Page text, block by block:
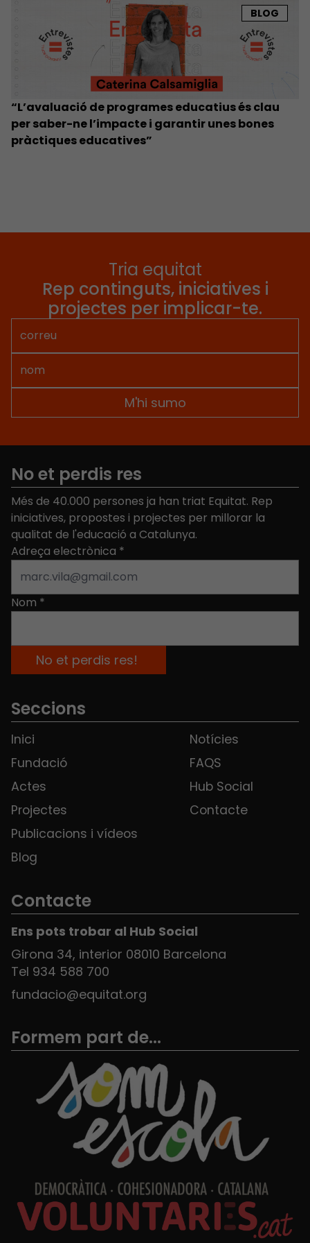
BLOG
“L’avaluació de programes educatius és clau
per saber-ne l’impacte i garantir unes bones
pràctiques educatives”
Tria equitat
Rep continguts, iniciatives i
projectes per implicar-te.
No et perdis res
Més de 40.000 persones ja han triat Equitat. Rep
iniciatives, propostes i projectes per millorar la
qualitat de l'educació a Catalunya.
Adreça electrònica *
Nom *
Seccions
Inici
Fundació
Actes
Projectes
Publicacions i vídeos
Blog
Notícies
FAQS
Hub Social
Contacte
Contacte
Ens pots trobar al Hub Social
Girona 34, interior 08010 Barcelona
Tel 934 588 700
fundacio@equitat.org
Formem part de...